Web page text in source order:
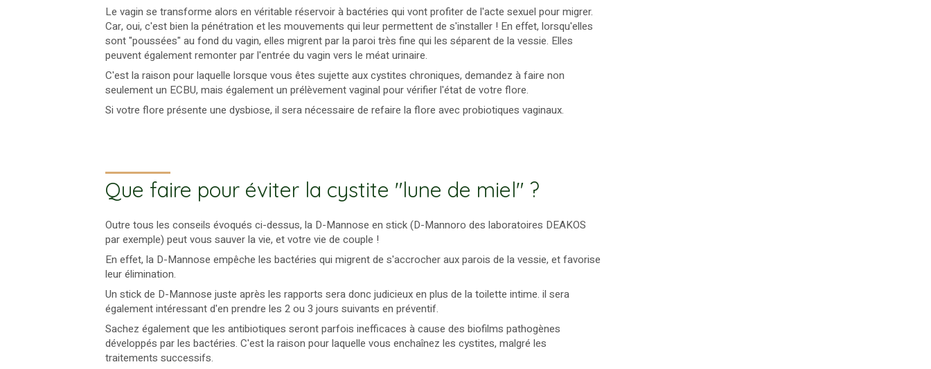
Le vagin se transforme alors en véritable réservoir à bactéries qui vont profiter de l'acte sexuel pour migrer.
Car, oui, c'est bien la pénétration et les mouvements qui leur permettent de s'installer ! En effet, lorsqu'elles
sont "poussées" au fond du vagin, elles migrent par la paroi très fine qui les séparent de la vessie. Elles
peuvent également remonter par l'entrée du vagin vers le méat urinaire.
C'est la raison pour laquelle lorsque vous êtes sujette aux cystites chroniques, demandez à faire non
seulement un ECBU, mais également un prélèvement vaginal pour vérifier l'état de votre flore.
Si votre flore présente une dysbiose, il sera nécessaire de refaire la flore avec probiotiques vaginaux.
Que faire pour éviter la cystite "lune de miel" ?
Outre tous les conseils évoqués ci-dessus, la D-Mannose en stick (D-Mannoro des laboratoires DEAKOS
par exemple) peut vous sauver la vie, et votre vie de couple !
En effet, la D-Mannose empêche les bactéries qui migrent de s'accrocher aux parois de la vessie, et favorise
leur élimination.
Un stick de D-Mannose juste après les rapports sera donc judicieux en plus de la toilette intime. il sera
également intéressant d'en prendre les 2 ou 3 jours suivants en préventif.
Sachez également que les antibiotiques seront parfois inefficaces à cause des biofilms pathogènes
développés par les bactéries. C'est la raison pour laquelle vous enchaînez les cystites, malgré les
traitements successifs.